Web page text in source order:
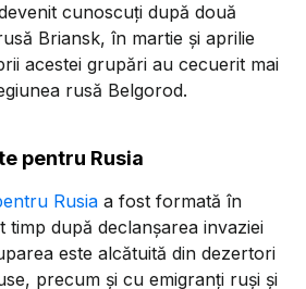
cunoscuți după două
Briansk, în martie şi aprilie
acestei grupări au cecuerit mai
rusă Belgorod.
pentru Rusia
Rusia a fost formată în
timp după declanșarea invaziei
este alcătuită din dezertori
precum şi cu emigranţi ruşi şi